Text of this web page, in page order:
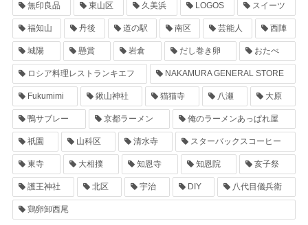
無印良品 東山区 久美浜 LOGOS スイーツ
福知山 丹後 道の駅 南区 芸能人 西陣
城陽 懸賞 岩倉 だし巻き卵 おたべ
ロシア料理レストランキエフ NAKAMURA GENERAL STORE
Fukumimi 鍬山神社 猫猫寺 八瀬 大原
鴨サブレー 京都ラーメン 俺のラーメンあっぱれ屋
祇園 山科区 清水寺 スターバックスコーヒー
東寺 大相撲 知恩寺 知恩院 亥子祭
護王神社 北区 宇治 DIY 八代目儀兵衛
鶏卵卸西尾